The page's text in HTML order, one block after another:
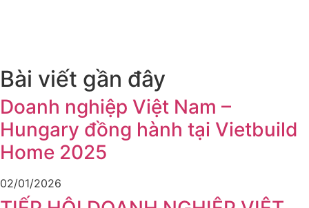
Bài viết gần đây
Doanh nghiệp Việt Nam –
Hungary đồng hành tại Vietbuild
Home 2025
02/01/2026